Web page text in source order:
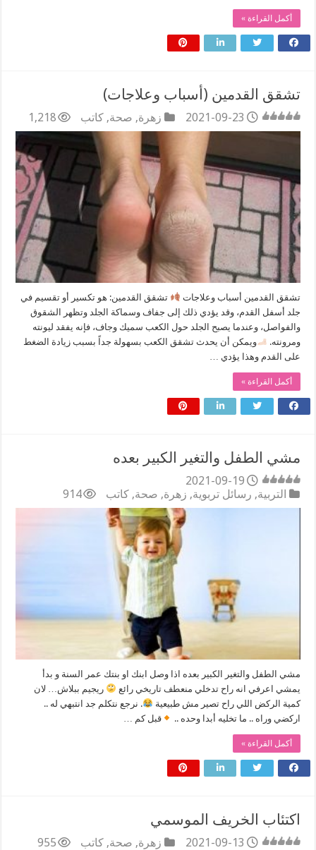
أكمل القراءة »
تشقق القدمين (أسباب وعلاجات)
2021-09-23 زهرة, صحة, كاتب 1,218
تشقق القدمين أسباب وعلاجات
تشقق القدمين: هو تكسير أو تقسيم في
جلد أسفل القدم، وقد يؤدي ذلك إلى جفاف وسماكة الجلد وتظهر الشقوق
والفواصل، وعندما يصبح الجلد حول الكعب سميك وجاف، فإنه يفقد ليونته
ومرونته.
ويمكن أن يحدث تشقق الكعب بسهولة جداً بسبب زيادة الضغط
على القدم وهذا يؤدي …
أكمل القراءة »
مشي الطفل والتغير الكبير بعده
2021-09-19
التربية, رسائل تربوية, زهرة, صحة, كاتب 914
مشي الطفل والتغير الكبير بعده اذا وصل ابنك او بنتك عمر السنة و بدأ
يمشي اعرفي انه راح تدخلي منعطف تاريخي رائع
ريجيم ببلاش… لان
كمية الركض اللي راح تصير مش طبيعية
. نرجع نتكلم جد انتبهي له ..
اركضي وراه .. ما تخليه أبدا وحده ..
قبل كم …
أكمل القراءة »
اكتئاب الخريف الموسمي
2021-09-13 زهرة, صحة, كاتب 955